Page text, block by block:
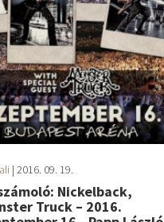
| 2016. 09. 19.
Nickelback,
Truck – 2016.